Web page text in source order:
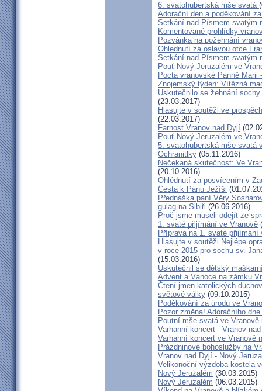
6. svatohubertská mše svatá
Adorační den a poděkování
Setkání nad Písmem svatým
Komentované prohlídky
Pozvánka na požehnání
Ohlednutí za oslavou otce
Setkání nad Písmem svatým
Pouť Nový Jeruzalém ve
Pocta vranovské Panně Marii
Znojemský týden: Vítězná
Uskutečnilo se žehnání
(23.03.2017)
Hlasujte v soutěži ve
(22.03.2017)
Farnost Vranov nad Dyjí
Pouť Nový Jeruzalém ve
5. svatohubertská mše svatá
Ochranitlky (05.11.2016)
Nečekaná skutečnost: Ve
(20.10.2016)
Ohlédnutí za posvícením v
Cesta k Pánu Ježíši
Přednáška paní Věry
gulag na Sibiři (26.06.2016)
Proč jsme museli odejít ze
1. svaté přijímání ve Vranově
Příprava na 1. svaté přijímání
Hlasujte v soutěži Nejlépe
v roce 2015 pro sochu sv.
(15.03.2016)
Uskutečnil se dětský
Advent a Vánoce na zámku
Čtení jmen katolických
světové války (09.10.2015)
Poděkování za úrodu ve
Pozor změna! Adoračního
Poutní mše svatá ve Vranově
Varhanní koncert - Vranov
Varhanní koncert ve Vranově
Prázdninové bohoslužby na
Vranov nad Dyjí - Nový
Velikonoční výzdoba kostela
Nový Jeruzalém (30.03.2015)
Nový Jeruzalém (06.03.2015)